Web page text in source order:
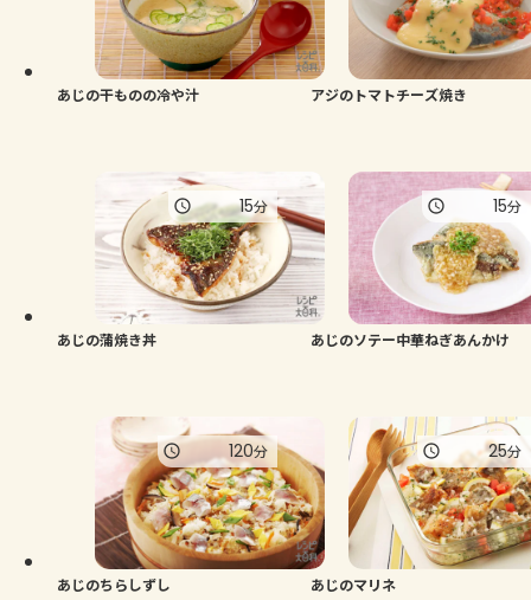
あじの干ものの冷や汁 アジのトマトチーズ焼き
あじの蒲焼き丼
15分
あじのソテー中華ねぎあんかけ
15分
あじのちらしずし
120分
あじのマリネ
25分